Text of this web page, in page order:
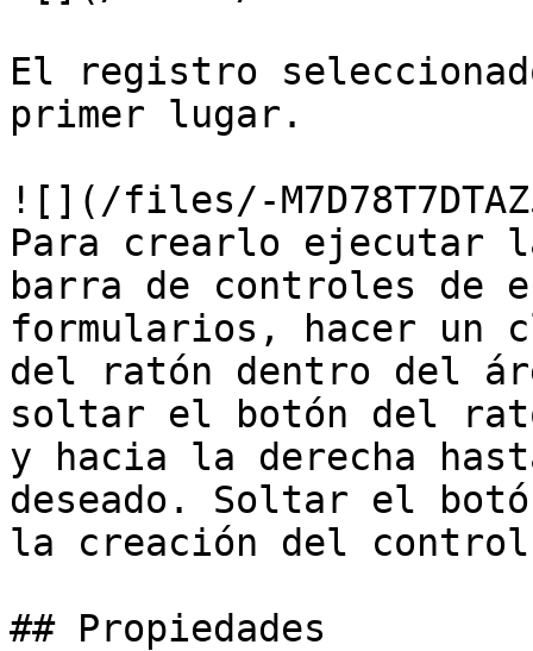
El registro
primer lugar.
![](/files/-
Para crearlo ejecutar
barra de controles de
formularios, hacer un
del ratón dentro del
soltar el botón del
y hacia la derecha
deseado. Soltar el
la creación del
## Propiedades